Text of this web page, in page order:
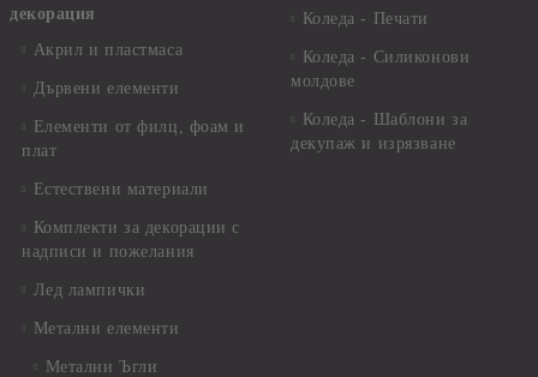
декорация
Акрил и пластмаса
Дървени елементи
Елементи от филц, фоам и
плат
Естествени материали
Комплекти за декорации с
надписи и пожелания
Лед лампички
Метални елементи
Метални Ъгли
Коледа - Печати
Коледа - Силиконови
молдове
Коледа - Шаблони за
декупаж и изрязване